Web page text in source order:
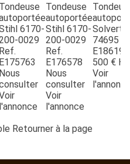
Tondeuse
6170-
0029
Ref.
E175763
Nous
l'annonce
Tondeuse
autoportée
Stihl 6170-
200-0029
Ref.
E176578
Nous
consulter
Voir
l'annonce
Solvert
74695
500 €
Voir
Retourner à la page